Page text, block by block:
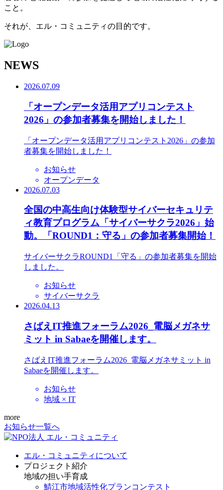
こと。
それが、エル・コミュニティの目的です。
NEWS
2026.07.09
「オープンデータ活用アプリコンテスト
2026」の参加者募集を開始しました！
「オープンデータ活用アプリコンテスト2026」の参加
者募集を開始しました！
お知らせ
オープンデータ
2026.07.03
全国の中高生向け体験型サイバーセキュリテ
ィ教育プログラム「サイバーサクラ2026」始
動。「ROUND1：守る」の参加者募集開始！
サイバーサクラROUND1「守る」の参加者募集を開始
しました。
お知らせ
サイバーサクラ
2026.04.13
さばえIT推進フォーラム2026_電脳メガネサ
ミット in Sabaeを開催します。
さばえIT推進フォーラム2026_電脳メガネサミット in
Sabaeを開催します。
お知らせ
地域 × IT
more
お知らせ一覧へ
エル・コミュニティについて
プロジェクト紹介
地域の担い手育成
鯖江市地域活性化プランコンテスト